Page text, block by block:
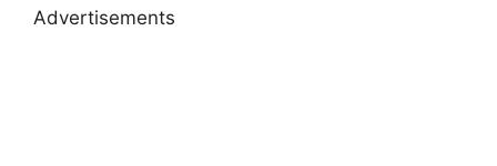
Advertisements